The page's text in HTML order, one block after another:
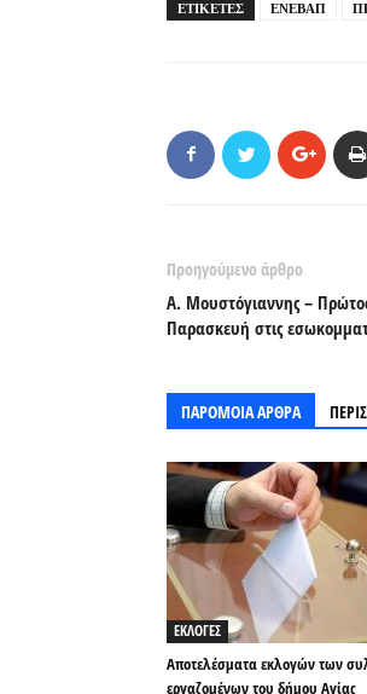
ΕΤΙΚΕΤΕΣ ΕΝΕΒΑΠ
Προηγούμενο άρθρο
Α. Μουστόγιαννης –
Παρασκευή στις
ΠΑΡΟΜΟΙΑ ΑΡΘΡΑ
ΕΚΛΟΓΕΣ
Αποτελέσματα εκλογών των
εργαζομένων του δήμου Αγίας